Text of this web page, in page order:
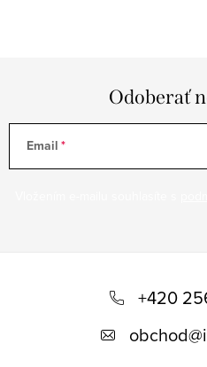
Odoberať
Email
+420
obchod@